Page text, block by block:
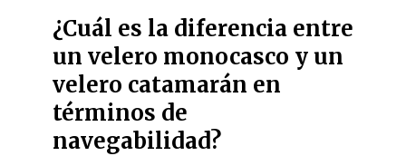
¿Cuál es la diferencia entre
un velero monocasco y un
velero catamarán en
términos de
navegabilidad?